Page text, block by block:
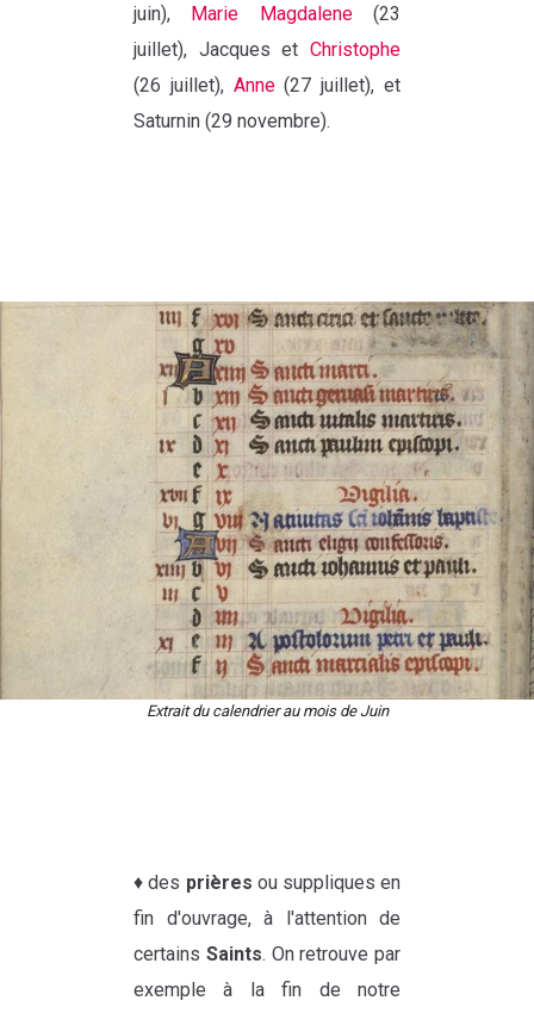
juin), Marie Magdalene(23
juillet), Jacques et Christophe
(26 juillet), Anne(27 juillet), et
Saturnin (29 novembre).
Extrait du calendrier au mois de Juin
♦ des prières ou suppliques en
fin d'ouvrage, à l'attention de
certains Saints. On retrouve par
exemple à la fin de notre